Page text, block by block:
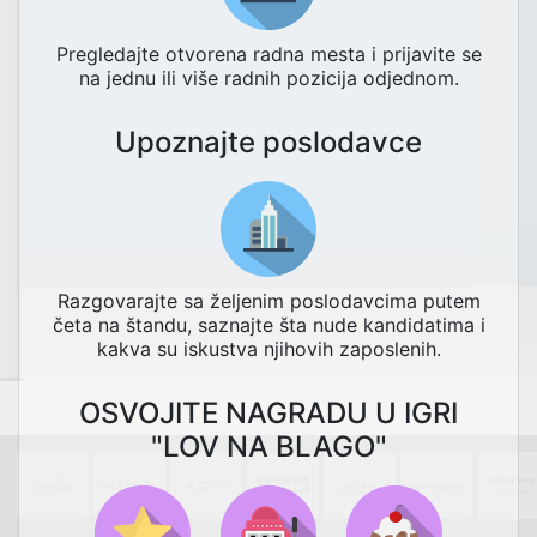
Pregledajte otvorena radna mesta i prijavite se
na jednu ili više radnih pozicija odjednom.
Upoznajte poslodavce
Razgovarajte sa željenim poslodavcima putem
četa na štandu, saznajte šta nude kandidatima i
kakva su iskustva njihovih zaposlenih.
OSVOJITE NAGRADU U IGRI
"LOV NA BLAGO"